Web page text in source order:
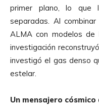
primer plano, lo que
separadas. Al
ALMA con modelos de
investigación
investigó el gas denso
estelar.
Un mensajero